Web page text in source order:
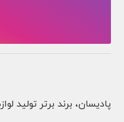
پادیسان، برند برتر تولید